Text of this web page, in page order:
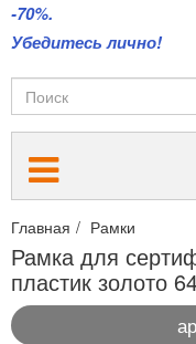
-70%.
Убедитесь лично!
Главная Рамки
Рамка для
пластик золото